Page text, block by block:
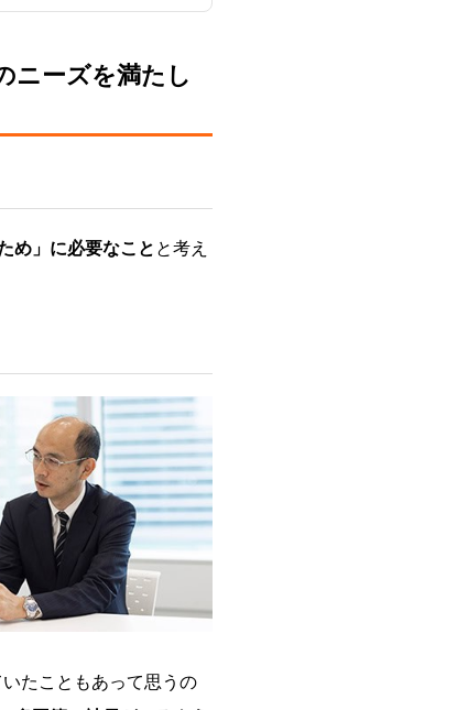
ニーズを満たし
め」に必要なこと と考え
たこともあって思うの